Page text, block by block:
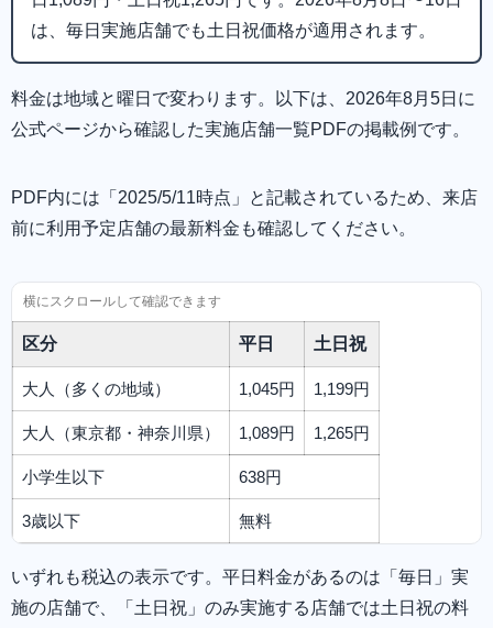
は、毎日実施店舗でも土日祝価格が適用されます。
料金は地域と曜日で変わります。以下は、2026年8月5日に
公式ページから確認した実施店舗一覧PDFの掲載例です。
PDF内には「2025/5/11時点」と記載されているため、来店
前に利用予定店舗の最新料金も確認してください。
区分 平日 土日祝
大人（多くの地域） 1,045円 1,199円
大人（東京都・神奈川県） 1,089円 1,265円
小学生以下 638円
3歳以下 無料
いずれも税込の表示です。平日料金があるのは「毎日」実
施の店舗で、「土日祝」のみ実施する店舗では土日祝の料